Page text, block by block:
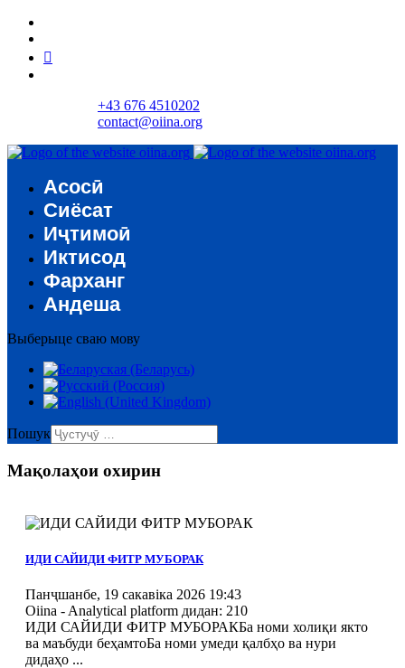
+43 676 4510202
contact@oiina.org
Асосӣ
Сиёсат
Иҷтимоӣ
Иктисод
Фарханг
Андеша
Выберыце сваю мову
Пошук
Мақолаҳои охирин
ИДИ САЙИДИ ФИТР МУБОРАК
Панҷшанбе, 19 сакавіка 2026 19:43
Oiina - Analytical platform дидан: 210
ИДИ САЙИДИ ФИТР МУБОРАКБа номи холиқи якто
ва маъбуди беҳамтоБа номи умеди қалбҳо ва нури
дидаҳо ...